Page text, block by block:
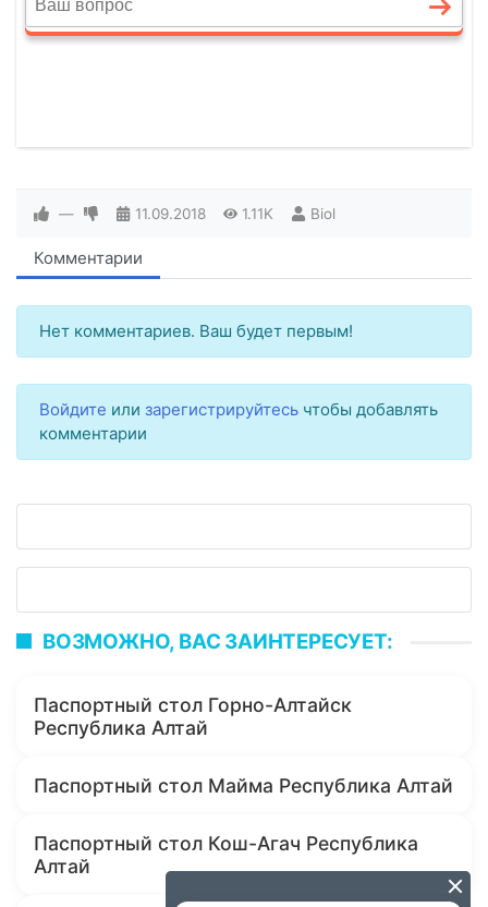
— 11.09.2018 1.11K Biol
Комментарии
Нет комментариев. Ваш будет первым!
Войдите или зарегистрируйтесь чтобы добавлять
комментарии
ВОЗМОЖНО, ВАС ЗАИНТЕРЕСУЕТ:
Паспортный стол Горно-Алтайск
Республика Алтай
Паспортный стол Майма Республика Алтай
Паспортный стол Кош-Агач Республика
Алтай